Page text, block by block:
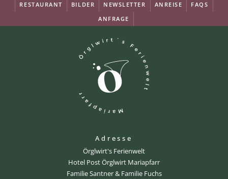
RESTAURANT BILDER NEWSLETTER ANREISE
FAQS
ANFRAGE
Adresse
Örglwirt's Ferienwelt
Hotel Post Örglwirt Mariapfarr
Familie Santner & Familie Fuchs